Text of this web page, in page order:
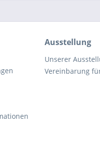
Ausstellung
Unserer
Vereinbarung